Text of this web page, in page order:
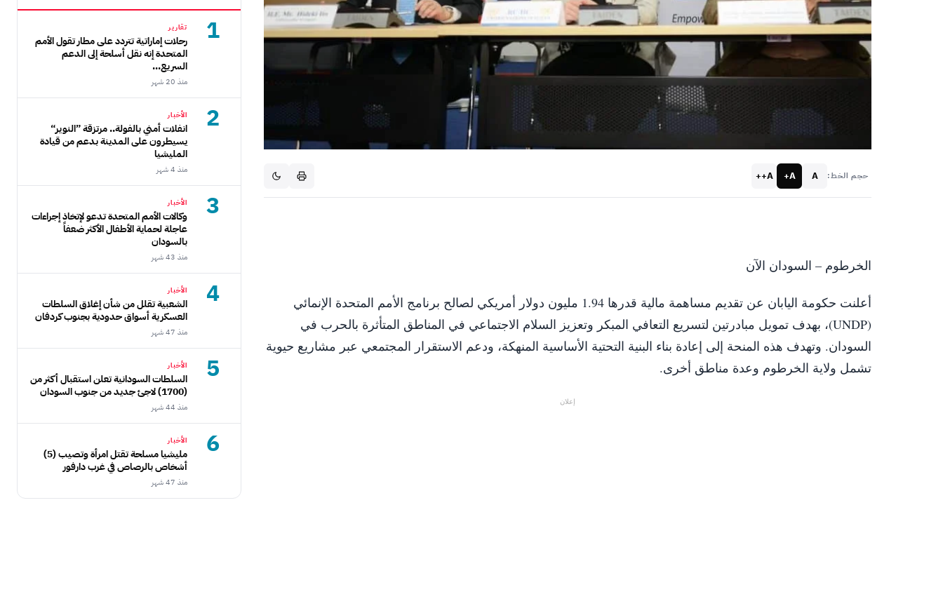
حجم الخط: A
A+
A++
الخرطوم – السودان الآن
أعلنت حكومة اليابان عن تقديم مساهمة مالية قدرها 1.94 مليون دولار أمريكي لصالح برنامج الأمم المتحدة الإنمائي
(UNDP)، بهدف تمويل مبادرتين لتسريع التعافي المبكر وتعزيز السلام الاجتماعي في المناطق المتأثرة بالحرب في
السودان. وتهدف هذه المنحة إلى إعادة بناء البنية التحتية الأساسية المنهكة، ودعم الاستقرار المجتمعي عبر مشاريع حيوية
تشمل ولاية الخرطوم وعدة مناطق أخرى.
إعلان
1 تقارير
رحلات إماراتية تتردد على مطار تقول الأمم
المتحدة إنه نقل أسلحة إلى الدعم
السريع...
منذ 20 شهر
2 الأخبار
انفلات أمني بالفولة.. مرتزقة ”النوير“
يسيطرون على المدينة بدعم من قيادة
المليشيا
منذ 4 شهر
3 الأخبار
وكالات الأمم المتحدة تدعو لإتخاذ إجراءات
عاجلة لحماية الأطفال الأكثر ضعفاً
بالسودان
منذ 43 شهر
4 الأخبار
الشعبية تقلل من شأن إغلاق السلطات
العسكرية أسواق حدودية بجنوب كردفان
منذ 47 شهر
5 الأخبار
السلطات السودانية تعلن استقبال أكثر من
(1700) لاجئ جديد من جنوب السودان
منذ 44 شهر
6 الأخبار
مليشيا مسلحة تقتل امرأة وتصيب (5)
أشخاص بالرصاص في غرب دارفور
منذ 47 شهر